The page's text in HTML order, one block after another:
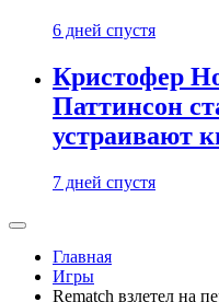
6 дней спустя
Кристофер
Паттинсон
устраивают
7 дней спустя
Главная
Игры
Rematch взлетел на